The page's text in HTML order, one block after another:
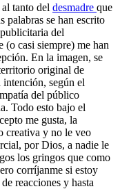
al tanto del desmadre que
palabras se han escrito
del
casi siempre) me han
En la imagen, se
original de
según el
del público
Todo esto bajo el
me gusta, la
creativa y no le veo
por Dios, a nadie le
los gringos que como
corríjanme si estoy
reacciones y hasta